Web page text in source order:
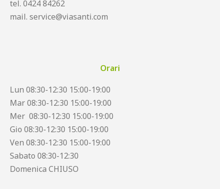
tel. 0424 84262
mail. service@viasanti.com
Orari
Lun 08:30-12:30 15:00-19:00
Mar 08:30-12:30 15:00-19:00
Mer 08:30-12:30 15:00-19:00
Gio 08:30-12:30 15:00-19:00
Ven 08:30-12:30 15:00-19:00
Sabato 08:30-12:30
Domenica CHIUSO